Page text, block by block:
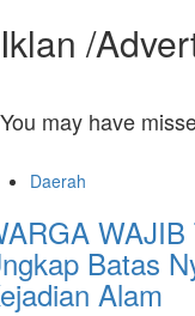
Iklan /
You may have
Daerah
Batas
Alam